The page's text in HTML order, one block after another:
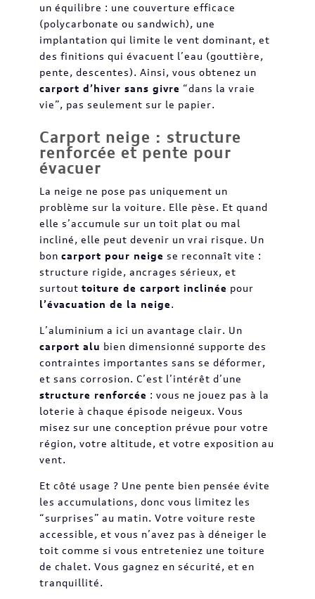
un équilibre : une couverture efficace
(polycarbonate ou sandwich), une
implantation qui limite le vent dominant, et
des finitions qui évacuent l’eau (gouttière,
pente, descentes). Ainsi, vous obtenez un
carport d’hiver sans givre “dans la vraie
vie”, pas seulement sur le papier.
Carport neige : structure
renforcée et pente pour
évacuer
La neige ne pose pas uniquement un
problème sur la voiture. Elle pèse. Et quand
elle s’accumule sur un toit plat ou mal
incliné, elle peut devenir un vrai risque. Un
bon carport pour neige se reconnaît vite :
structure rigide, ancrages sérieux, et
surtout toiture de carport inclinée pour
l’évacuation de la neige.
L’aluminium a ici un avantage clair. Un
carport alu bien dimensionné supporte des
contraintes importantes sans se déformer,
et sans corrosion. C’est l’intérêt d’une
structure renforcée : vous ne jouez pas à la
loterie à chaque épisode neigeux. Vous
misez sur une conception prévue pour votre
région, votre altitude, et votre exposition au
vent.
Et côté usage ? Une pente bien pensée évite
les accumulations, donc vous limitez les
“surprises” au matin. Votre voiture reste
accessible, et vous n’avez pas à déneiger le
toit comme si vous entreteniez une toiture
de chalet. Vous gagnez en sécurité, et en
tranquillité.